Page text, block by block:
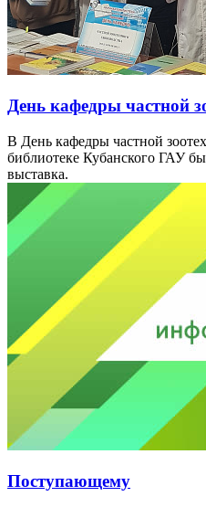
День кафедры частной
В День кафедры частной
библиотеке Кубанского ГАУ
выставка.
Поступающему